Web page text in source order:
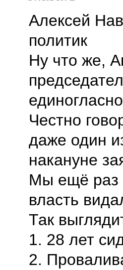
Алексей
политик
Ну что же,
Честно
даже один
накануне
Мы ещё раз
власть
Так
1. 28 лет
2.